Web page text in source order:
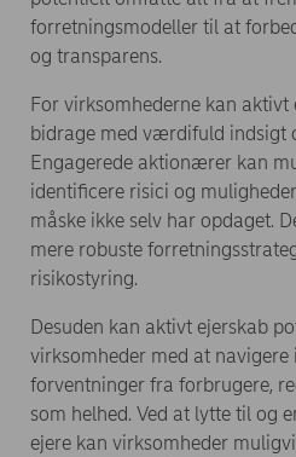
forretningsmodeller til at
og transparens.
For virksomhederne kan
bidrage med værdifuld indsigt
Engagerede aktionærer kan
identificere risici og
måske ikke selv har opdaget.
mere robuste
risikostyring.
Desuden kan aktivt ejerskab
virksomheder med at navigere
forventninger fra forbrugere,
som helhed. Ved at lytte til og
ejere kan virksomheder